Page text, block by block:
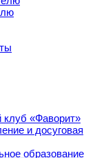
клуб «Фаворит»
и досуговая
образование